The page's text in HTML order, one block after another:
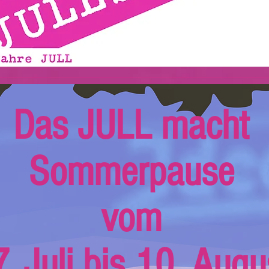
Das JULL macht
Sommerpause
vom